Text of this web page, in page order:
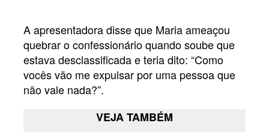
A apresentadora disse que Maria ameaçou
quebrar o confessionário quando soube que
estava desclassificada e teria dito: “Como
vocês vão me expulsar por uma pessoa que
não vale nada?”.
VEJA TAMBÉM